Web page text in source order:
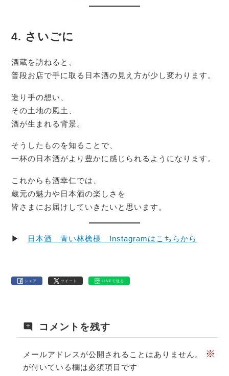
4. さいごに
酒蔵を訪ねると、
普段お店で手に取る日本酒の見え方が少し変わります。
造り手の想い、
その土地の風土、
酒が生まれる背景。
そうしたものを知ることで、
一杯の日本酒がより豊かに感じられるようになります。
これからも酒幸仁では、
蔵元の魅力や日本酒の楽しさを
皆さまにお届けしていきたいと思います。
▶ 日本酒 青い林檎様 Instagramはこちらから
シェア ツイート LINEで送る
コメントを残す
メールアドレスが公開されることはありません。 ※
が付いている欄は必須項目です